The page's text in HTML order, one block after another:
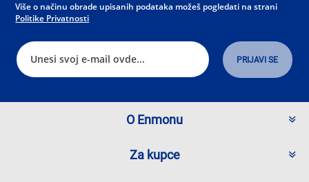
Više o načinu obrade upisanih podataka možeš pogledati na strani
Politike Privatnosti
O Enmonu
Za kupce